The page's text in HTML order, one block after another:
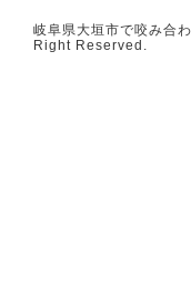
岐阜県大垣市で咬み合
Right Reserved.